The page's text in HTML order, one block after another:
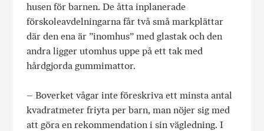
husen för barnen. De åtta inplanerade
förskoleavdelningarna får två små markplättar
där den ena är ”inomhus” med glastak och den
andra ligger utomhus uppe på ett tak med
hårdgjorda gummimattor.
– Boverket vågar inte föreskriva ett minsta antal
kvadratmeter friyta per barn, man nöjer sig med
att göra en rekommendation i sin vägledning. I